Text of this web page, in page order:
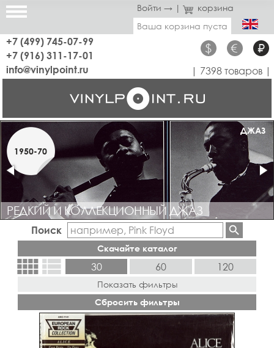
Войти → |
корзина
Ваша корзина пуста
+7 (499) 745-07-99
+7 (916) 311-17-01
$ € ₽
info@vinylpoint.ru | 7398 товаров |
АУКЦИОНЫ
2022
АУКЦИОНЫ НА VINYLBAZAR.COM
ДЖАЗ
1950-70
РЕДКИЙ И КОЛЛЕКЦИОННЫЙ ДЖАЗ
Поиск
Скачайте каталог
view_comfyview_list 30 60 120
Показать фильтры
Сбросить фильтры